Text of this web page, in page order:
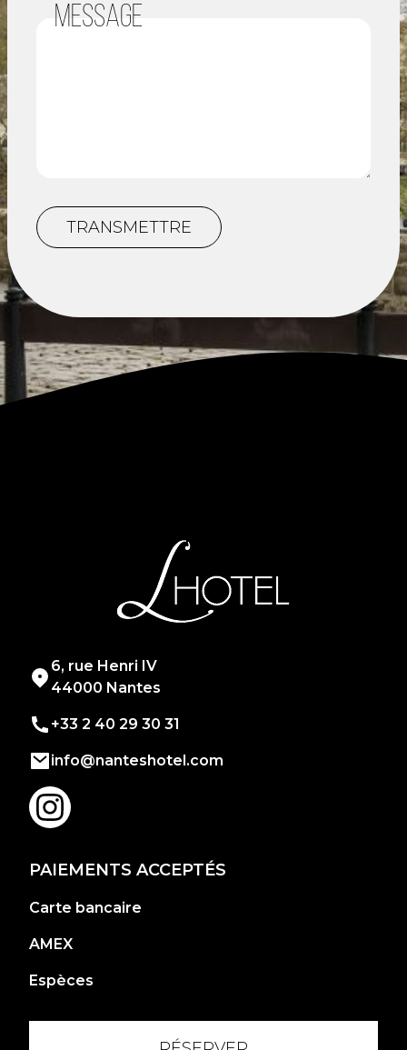
MESSAGE
6, rue Henri IV
44000 Nantes
+33 2 40 29 30 31
info@nanteshotel.com
PAIEMENTS ACCEPTÉS
Carte bancaire
AMEX
Espèces